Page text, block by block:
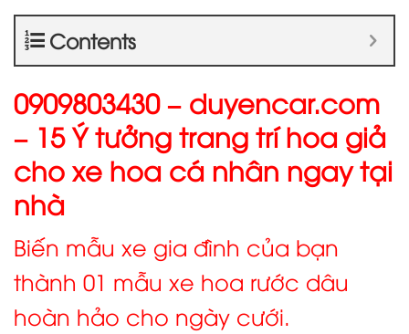
Contents
0909803430 – duyencar.com
– 15 Ý tưởng trang trí hoa giả
cho xe hoa cá nhân ngay tại
nhà
Biến mẫu xe gia đình của bạn
thành 01 mẫu xe hoa rước dâu
hoàn hảo cho ngày cưới.